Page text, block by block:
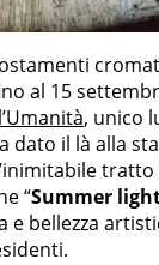
al 15
, unico
dato il là alla
“Summer
e bellezza